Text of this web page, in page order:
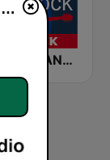
ROCK ANTENNE Blues Rock
Dan MARRON Radio Blues en ligne